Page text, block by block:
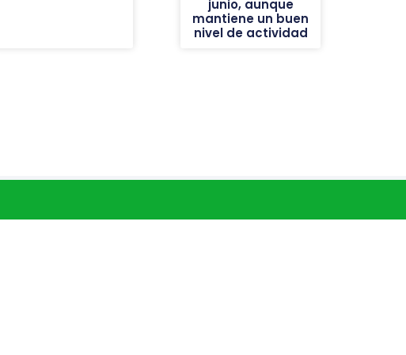
junio, aunque
mantiene un buen
nivel de actividad